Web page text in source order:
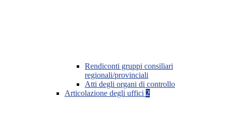
Rendiconti gruppi consiliari
regionali/provinciali
Atti degli organi di controllo
Articolazione degli uffici 2